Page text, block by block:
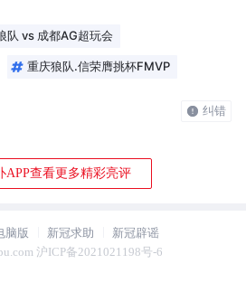
队 vs 成都AG超玩会
重庆狼队.信荣膺挑杯FMVP
纠错
APP查看更多精彩亮评
脑版 新冠求助
新冠辟谣
沪ICP备2021021198号-6